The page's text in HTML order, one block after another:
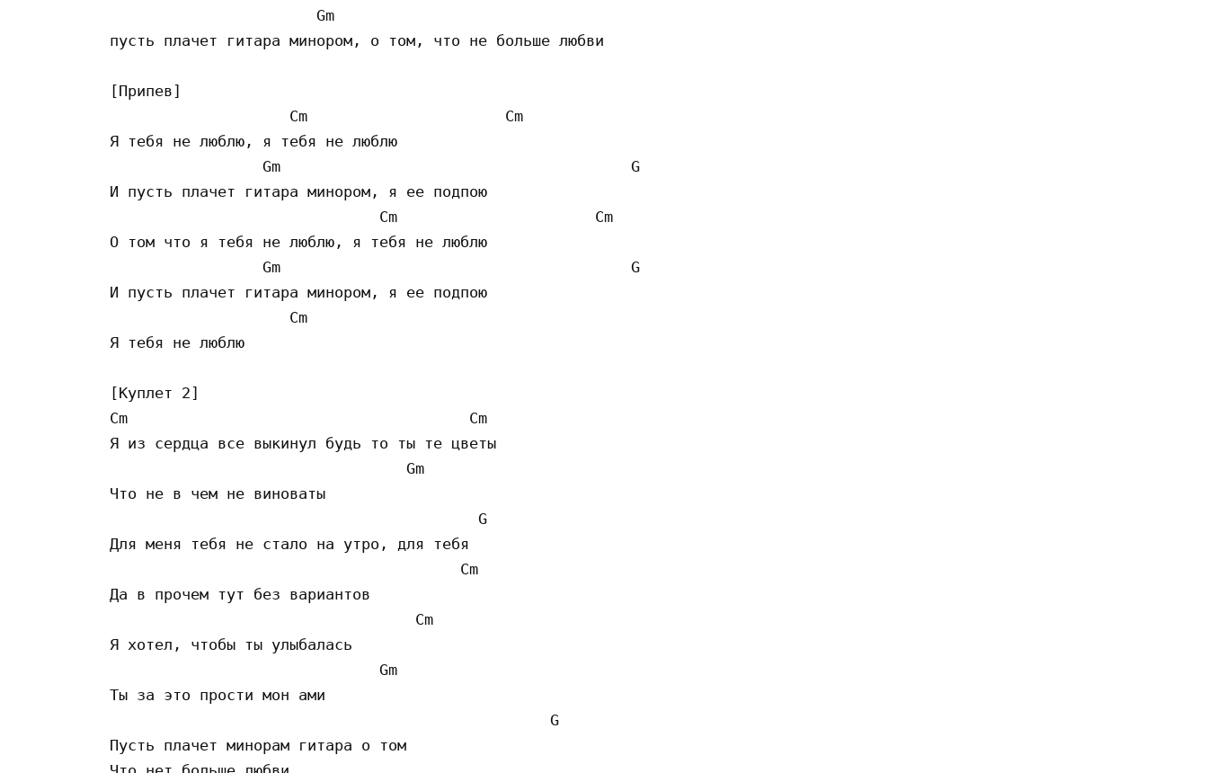
                       Gm                                                      G
пусть плачет гитара минором, о том, что не больше любви
[Припев]
                    Cm                      Cm
Я тебя не люблю, я тебя не люблю
                 Gm                                       G
И пусть плачет гитара минором, я ее подпою
                              Cm                      Cm
О том что я тебя не люблю, я тебя не люблю
                 Gm                                       G
И пусть плачет гитара минором, я ее подпою
                    Cm
Я тебя не люблю
[Куплет 2]
Cm                                      Cm
Я из сердца все выкинул будь то ты те цветы
                                 Gm
Что не в чем не виноваты
                                         G
Для меня тебя не стало на утро, для тебя
                                       Cm
Да в прочем тут без вариантов
                                  Cm
Я хотел, чтобы ты улыбалась
                              Gm
Ты за это прости мон ами
                                                 G
Пусть плачет минорам гитара о том